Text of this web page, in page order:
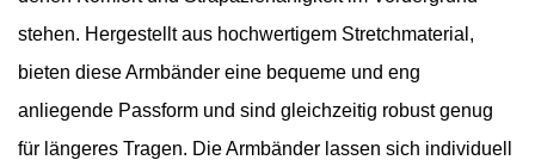
stehen. Hergestellt aus hochwertigem Stretchmaterial,
bieten diese Armbänder eine bequeme und eng
anliegende Passform und sind gleichzeitig robust genug
für längeres Tragen. Die Armbänder lassen sich individuell